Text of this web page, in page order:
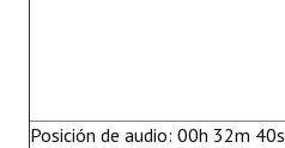
Posición de audio: 00h 32m 40s